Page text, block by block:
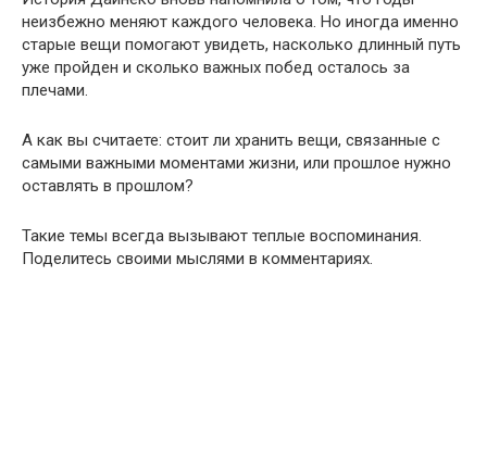
неизбежно меняют каждого человека. Но иногда именно
старые вещи помогают увидеть, насколько длинный путь
уже пройден и сколько важных побед осталось за
плечами.
А как вы считаете: стоит ли хранить вещи, связанные с
самыми важными моментами жизни, или прошлое нужно
оставлять в прошлом?
Такие темы всегда вызывают теплые воспоминания.
Поделитесь своими мыслями в комментариях.